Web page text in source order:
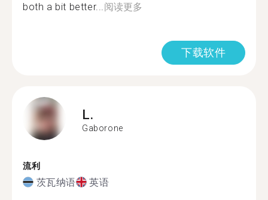
both a bit better...阅读更多
下载软件
L.
Gaborone
流利
茨瓦纳语 英语